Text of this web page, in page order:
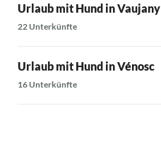
Urlaub mit Hund in Vaujany
22 Unterkünfte
Urlaub mit Hund in Vénosc
16 Unterkünfte